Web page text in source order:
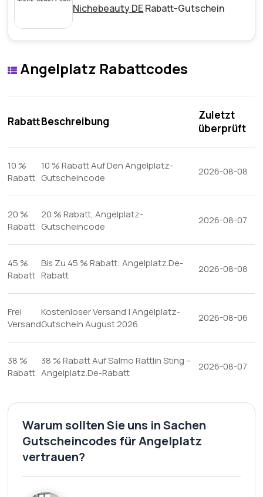
Nichebeauty DERabatt-Gutschein
Angelplatz Rabattcodes
RabattBeschreibung
Zuletzt
überprüft
10 %
Rabatt
10 % Rabatt Auf Den Angelplatz-
Gutscheincode
2026-08-08
20 %
Rabatt
20 % Rabatt, Angelplatz-
Gutscheincode
2026-08-07
45 %
Rabatt
Bis Zu 45 % Rabatt: Angelplatz.De-
Rabatt
2026-08-08
Frei
Versand
Kostenloser Versand | Angelplatz-
Gutschein August 2026
2026-08-06
38 %
Rabatt
38 % Rabatt Auf Salmo Rattlin Sting –
Angelplatz.De-Rabatt
2026-08-07
Warum sollten Sie uns in Sachen
Gutscheincodes für Angelplatz
vertrauen?